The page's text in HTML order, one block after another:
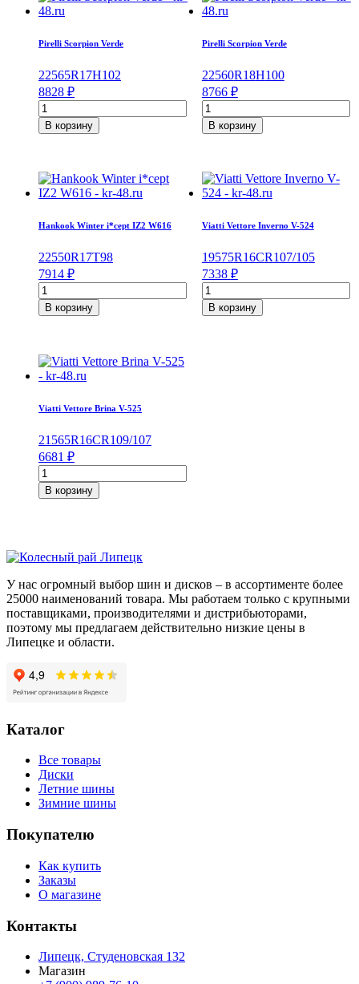
Pirelli Scorpion Verde
22565R17H102
8828 ₽
Количество
товара
Pirelli
225/65/R17
102
В корзину
Pirelli Scorpion Verde
22560R18H100
8766 ₽
Количество
товара
Pirelli
225/60/R18
100
В корзину
Hankook Winter i*cept IZ2 W616
22550R17T98
7914 ₽
Количество
товара
Hankook
IZ2
W616
98
В корзину
Viatti Vettore Inverno V-524
19575R16CR107/105
7338 ₽
Количество
товара
Viatti
В корзину
Viatti Vettore Brina V-525
21565R16CR109/107
6681 ₽
Количество
товара
Viatti
525
109/107
R
В корзину
У нас огромный выбор шин и дисков – в ассортименте более
25000 наименований товара. Мы работаем только с крупными
поставщиками, производителями и дистрибьюторами,
поэтому мы предлагаем действительно низкие цены в
Липецке и области.
Каталог
Все товары
Диски
Летние шины
Зимние шины
Покупателю
Как купить
Заказы
О магазине
Контакты
Липецк, Студеновская 132
Магазин